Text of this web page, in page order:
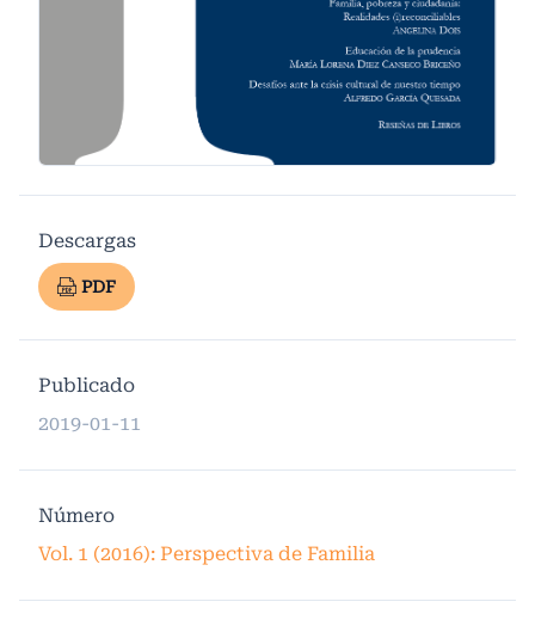
Descargas
PDF
Publicado
2019-01-11
Número
Vol. 1 (2016): Perspectiva de Familia